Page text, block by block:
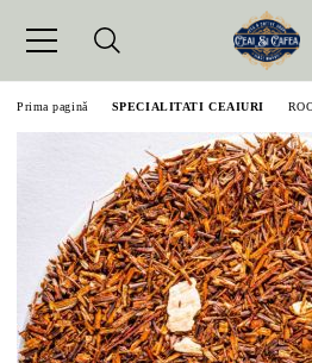
Prima pagină SPECIALITATI CEAIURI